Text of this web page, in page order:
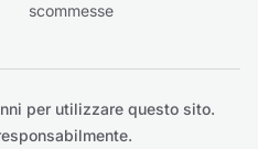
scommesse
per utilizzare questo sito.